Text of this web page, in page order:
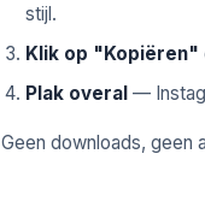
stijl.
Klik op "Kopiëren"
Plak overal —
Geen downloads, geen